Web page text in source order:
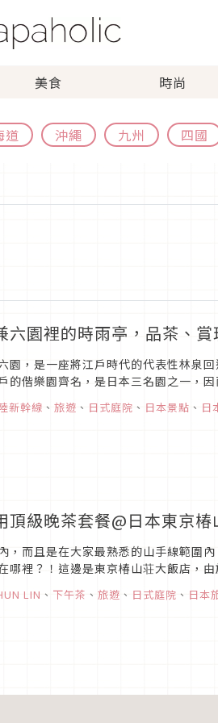
美食 時尚
道 沖繩 九州 四國
六園裡的時雨亭，品茶、賞
園，是一座將江戶時代的代表性林泉
的偕樂園齊名，是日本三名園之一，
新幹線 、 旅遊 、 日式庭院 、 日本景點 、 日
頂級晚茶套餐@日本東京椿
，而且是在大家最熟悉的山手線範圍
哪裡？！這邊是東京椿山荘大飯店，
僅是美麗的日本庭院，可以散步放鬆
LIN 、 下午茶 、 旅遊 、 日式庭院 、 日本